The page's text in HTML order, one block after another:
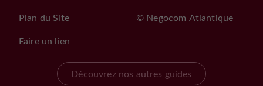
Plan du Site
Faire un lien
© Negocom Atlantique
Découvrez nos autres guides